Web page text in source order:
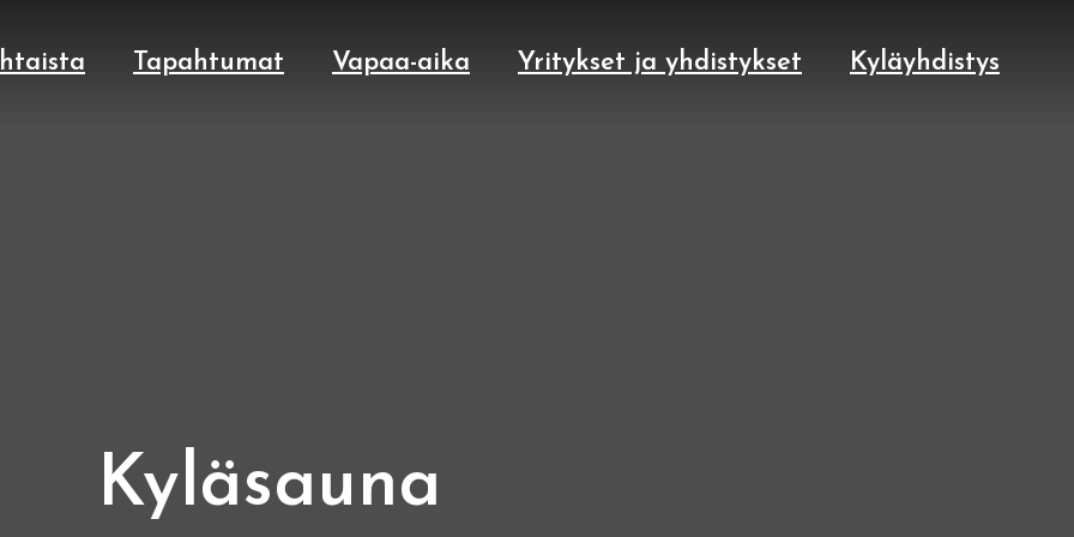
Tapahtumat Vapaa-aika Yritykset ja yhdistykset Kyläyhdistys
Kyläsauna